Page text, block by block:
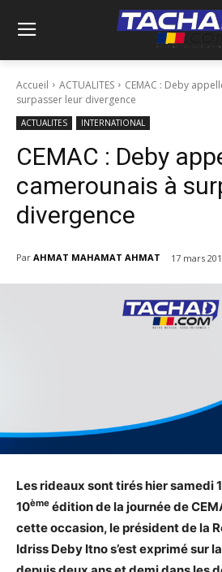
Accueil ACTUALITES
CEMAC : Deby
surpasser leur divergence
ACTUALITES INTERNATIONAL
CEMAC : Deby
camerounais à
divergence
Par AHMAT MAHAMAT AHMAT 17 mars
Les rideaux sont tirés hier samedi
10ème édition de la journée de
cette occasion, le président de la
Idriss Deby Itno s’est exprimé sur